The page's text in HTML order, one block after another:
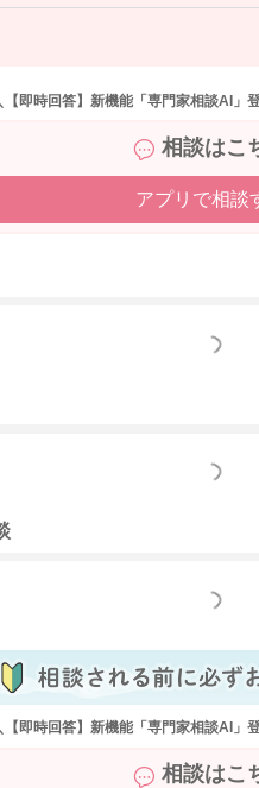
【即時回答】新機能「専門家相談AI」
相談はこ
アプリで相談
もっと見る
もっと見る
もっと見る
【即時回答】新機能「専門家相談AI」
相談はこ